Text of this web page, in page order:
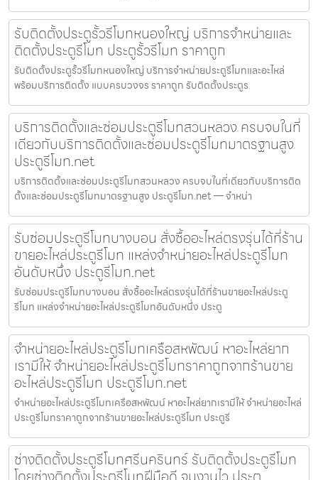
รับติดตั้งประตูรั้วรีโมทหนองใหญ่ บริการจำหน่ายและ
ติดตั้งประตูรีโมท ประตูรั้วรีโมท ราคาถูก
รับติดตั้งประตูรั้วรีโมทหนองใหญ่ บริการจำหน่ายประตูรีโมทและอะไหล่
พร้อมบริการติดตั้ง แบบครบวงจร ราคาถูก รับติดตั้งประตูร
บริการติดตั้งและซ่อมประตูรีโมทสวนหลวง ครบจบในที่
เดียวกับบริการติดตั้งและซ่อมประตูรีโมทมาตรฐานสูง
ประตูรีโมท.net
บริการติดตั้งและซ่อมประตูรีโมทสวนหลวง ครบจบในที่เดียวกับบริการติด
ตั้งและซ่อมประตูรีโมทมาตรฐานสูง ประตูรีโมท.net — จำหน่า
รับซ่อมประตูรีโมทบางบอน สั่งซื้ออะไหล่ตรงรุ่นได้ที่ร้าน
ขายอะไหล่ประตูรีโมท แหล่งจำหน่ายอะไหล่ประตูรีโมท
อันดับหนึ่ง ประตูรีโมท.net
รับซ่อมประตูรีโมทบางบอน สั่งซื้ออะไหล่ตรงรุ่นได้ที่ร้านขายอะไหล่ประตู
รีโมท แหล่งจำหน่ายอะไหล่ประตูรีโมทอันดับหนึ่ง ประตู
จำหน่ายอะไหล่ประตูรีโมทเครือสหพัฒน์ หาอะไหล่ยาก
เรามีให้ จำหน่ายอะไหล่ประตูรีโมทราคาถูกจากร้านขาย
อะไหล่ประตูรีโมท ประตูรีโมท.net
จำหน่ายอะไหล่ประตูรีโมทเครือสหพัฒน์ หาอะไหล่ยากเรามีให้ จำหน่ายอะไหล่
ประตูรีโมทราคาถูกจากร้านขายอะไหล่ประตูรีโมท ประตูรี
ช่างติดตั้งประตูรีโมทศรีนครินทร์ รับติดตั้งประตูรีโมท